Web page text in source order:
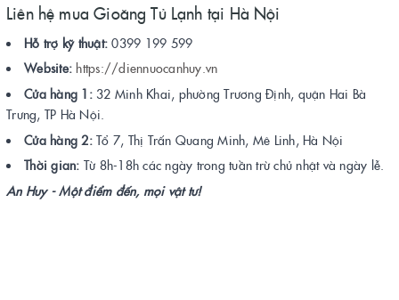
Liên hệ mua Gioăng Tủ Lạnh tại Hà Nội
Hỗ trợ kỹ thuật: 0399 199 599
Website: https://diennuocanhuy.vn
Cửa hàng 1: 32 Minh Khai, phường Trương Định, quận Hai Bà
Trưng, TP Hà Nội.
Cửa hàng 2: Tổ 7, Thị Trấn Quang Minh, Mê Linh, Hà Nội
Thời gian: Từ 8h-18h các ngày trong tuần trừ chủ nhật và ngày lễ.
An Huy - Một điểm đến, mọi vật tư!